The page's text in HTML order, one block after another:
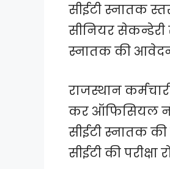
सीईटी स्नातक
सीनियर
स्नातक की आवेदन
राजस्थान
कर ऑफिसियल
सीईटी स्नातक
सीईटी की